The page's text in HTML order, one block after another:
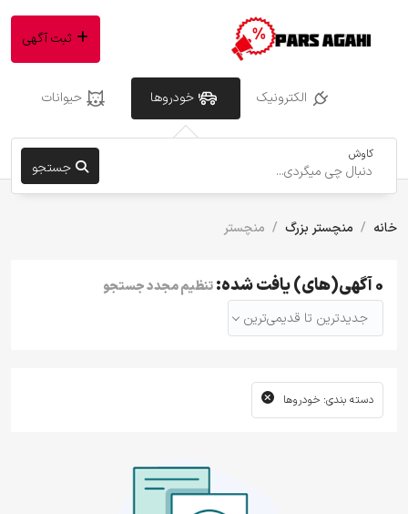
الکترونیک خودروها حیوانات
کاوش
جستجو
ثبت آگهی
خانه منچستر بزرگ منچستر
0 آگهی(های) یافت شده:
تنظیم مجدد جستجو
جدیدترین تا قدیمی‌ترین
دسته بندی: خودروها